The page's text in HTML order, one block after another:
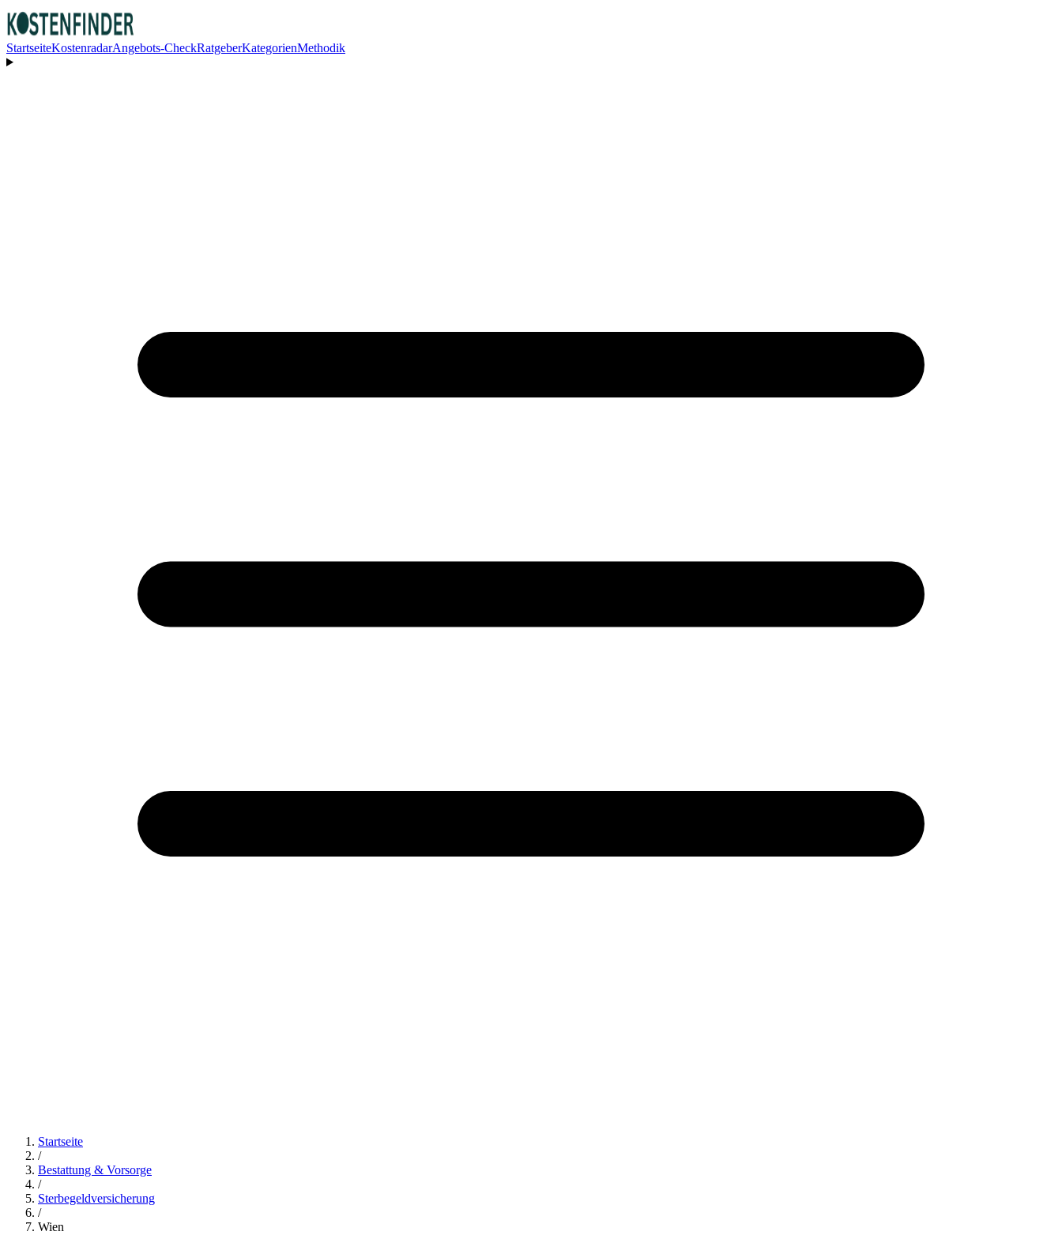
StartseiteKostenradarAngebots-CheckRatgeberKategorienMethodik
Startseite
/
Bestattung & Vorsorge
/
Sterbegeldversicherung
/
Wien